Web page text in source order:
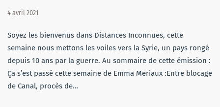
4 avril 2021
Soyez les bienvenus dans Distances Inconnues, cette
semaine nous mettons les voiles vers la Syrie, un pays rongé
depuis 10 ans par la guerre. Au sommaire de cette émission :
Ça s’est passé cette semaine de Emma Meriaux :Entre blocage
de Canal, procès de…